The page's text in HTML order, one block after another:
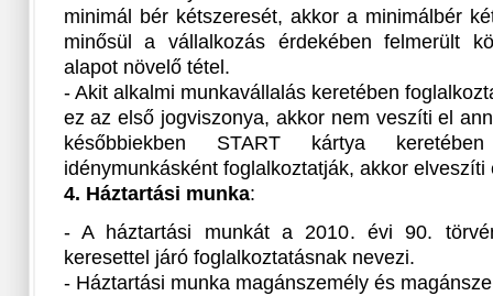
minimál bér kétszeresét, akkor a minimálbér
minősül a vállalkozás érdekében felmerült
alapot növelő tétel.
- Akit alkalmi munkavállalás keretében
ez az első jogviszonya, akkor nem veszíti el
későbbiekben START kártya
idénymunkásként foglalkoztatják, akkor elveszíti
4. Háztartási munka:
- A háztartási munkát a 2010. évi 90.
keresettel járó foglalkoztatásnak nevezi.
- Háztartási munka magánszemély és